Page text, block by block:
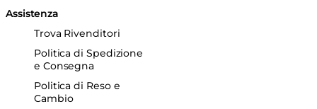
Assistenza
Trova Rivenditori
Politica di Spedizione
e Consegna
Politica di Reso e
Cambio